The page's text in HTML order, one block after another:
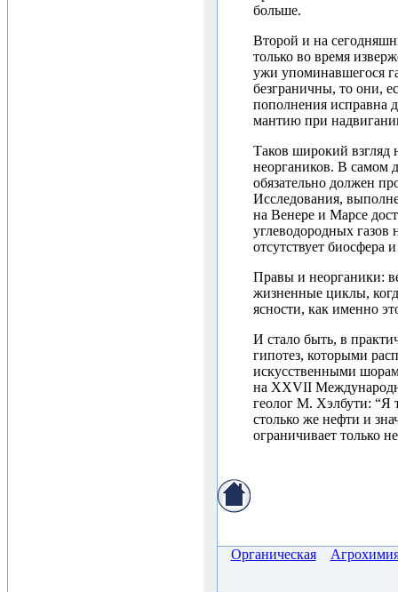
больше.
Второй и на
только во время
ужи упоминавшегося
безграничны, то они,
пополнения исправна
мантию при
Таков широкий взгляд
неоргаников. В самом
обязательно должен
Исследования,
на Венере и Марсе
углеводородных газов
отсутствует биосфера
Правы и неорганики:
жизненные циклы,
ясности, как именно
И стало быть, в
гипотез, которыми
искусственными
на XXVII
геолог М. Хэлбути: “Я
столько же нефти и
ограничивает только
Органическая